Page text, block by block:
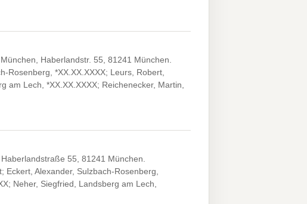
Haberlandstr. 55, 81241 München.
Rosenberg, *XX.XX.XXXX; Leurs, Robert,
am Lech, *XX.XX.XXXX; Reichenecker, Martin,
55, 81241 München.
Alexander, Sulzbach-Rosenberg,
Neher, Siegfried, Landsberg am Lech,